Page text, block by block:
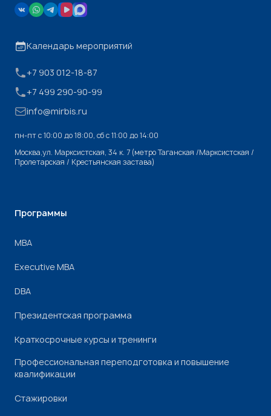
Календарь мероприятий
+7 903 012-18-87
+7 499 290-90-99
info@mirbis.ru
пн-пт с 10:00 до 18:00, cб с 11:00 до 14:00
Москва,ул. Марксистская, 34 к. 7 (метро Таганская /Марксистская /
Пролетарская / Крестьянская застава)
Программы
МВА
Executive MBA
DBA
Президентская программа
Краткосрочные курсы и тренинги
Профессиональная переподготовка и повышение
квалификации
Стажировки